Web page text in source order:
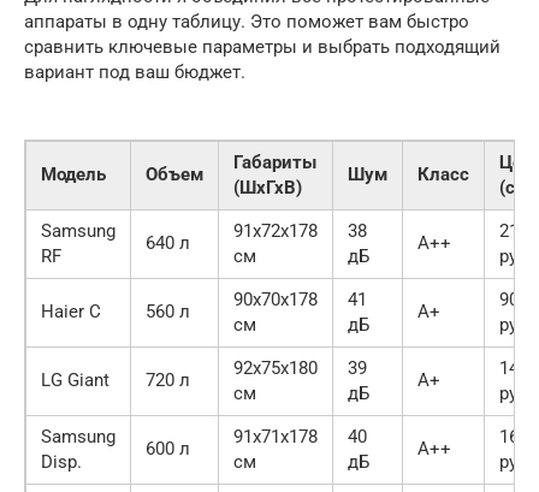
аппараты в одну таблицу. Это поможет вам быстро
сравнить ключевые параметры и выбрать подходящий
вариант под ваш бюджет.
Модель Объем
Габариты
(ШхГхВ)
Шум Класс
Samsung
RF
640 л
91х72х178
см
38
дБ
A++
210
руб.
Haier C 560 л
90х70х178
см
41
дБ
A+
90
руб.
LG Giant 720 л
92х75х180
см
39
дБ
A+
140
руб.
Samsung
Disp.
600 л
91х71х178
см
40
дБ
A++
160
руб.